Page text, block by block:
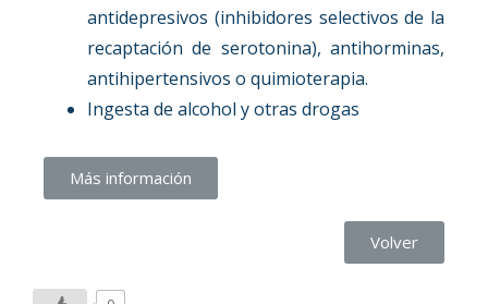
antidepresivos (inhibidores selectivos de la
recaptación de serotonina), antihorminas,
antihipertensivos o quimioterapia.
Ingesta de alcohol y otras drogas
Más información
Volver